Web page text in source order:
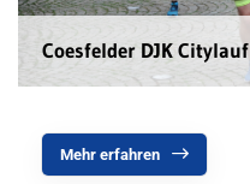
Coesfelder DJK Citylauf
Mehr erfahren
Freizeit
Service
Citylauf